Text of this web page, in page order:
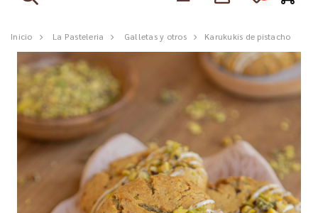
Inicio La Pasteleria Galletas y otros Karukukis de pistacho